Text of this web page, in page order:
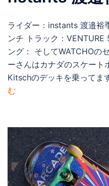
ライダー：instants 渡邉
ンチ トラック：
ング： そしてWATCHOの
ーさんはカナダのスケート
Kitschのデッキを乗ってま
む